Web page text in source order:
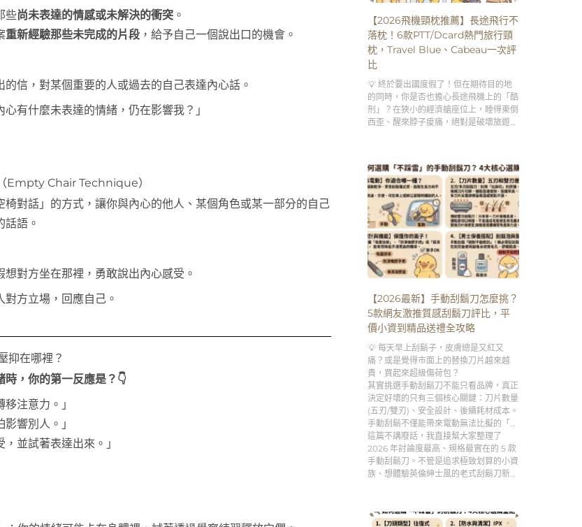
些尚未表達的情感或未解決的衝突。
重新經驗那些未完成的片段，給予自己一個說出口的機會。
的信，對某個重要的人或過去的自己表達內心話。
心有什麼未表達的情緒，仍在影響我？」
Empty Chair Technique）
椅對話」的方式，讓你與內心的他人、某個角色或某一部分的自己
話語。
想對方坐在那裡，勇敢說出內心感受。
對方立場，回應自己。
抑在哪裡？
，你的第一反應是？👇
注意力。」
響別人。」
，並試著表達出來。」
【2026飛機頸枕推薦】長途飛行不
落枕！6款PTT/Dcard熱門旅行頸
枕，Travel Blue、Cabeau一次評
比
💡 終於要出國度假了！但在期待目的地
的同時，你是否也擔心長途飛機上的「酷
刑」？在狹小的經濟艙座位上，睡得東倒
西歪、醒來脖子痠痛，絕對是破壞旅遊興
【2026最新】手動刮鬍刀怎麼挑？
5款網友激推質感刮鬍刀評比，平
價小資到精品送禮全攻略
💡 每天早上刮鬍子，皮膚總是又紅又
痛？或是覺得市面上的替換刀片越來越
貴，買起來超級傷荷包？
其實挑選手動刮鬍刀不能只看品牌，真正
決定好壞的只有三個核心關鍵：刀片數量
(五刃/雙刃)、安全設計、後續耗材成本。
手動刮鬍不僅能帶來電動無法比擬的「極
致貼合刮淨度」，更是男人專屬的「早晨
理容儀式感」。
這篇不講廢話，我直接幫大家整理了
2026 年討論度最高、規格最實在的 5 款
手動刮鬍刀。不管是追求極致划算的小資
族、想體驗英倫紳士風的老式刮鬍刀新